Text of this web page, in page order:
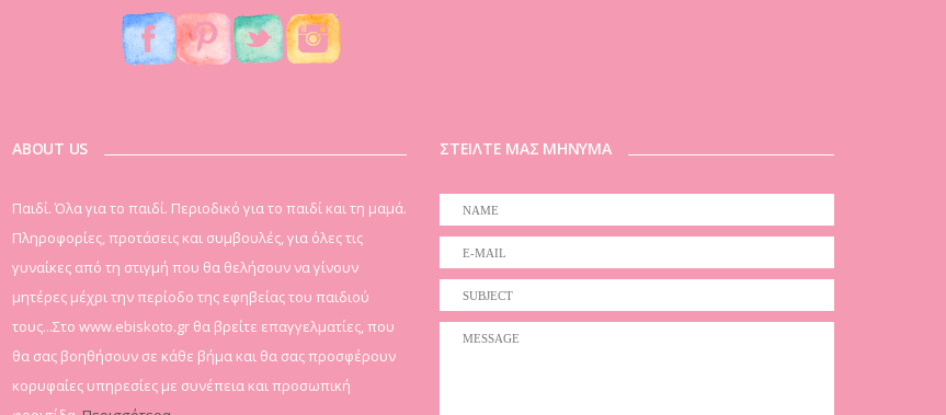
ABOUT US
Παιδί. Όλα για το παιδί. Περιοδικό για το παιδί και τη μαμά.
Πληροφορίες, προτάσεις και συμβουλές, για όλες τις
γυναίκες από τη στιγμή που θα θελήσουν να γίνουν
μητέρες μέχρι την περίοδο της εφηβείας του παιδιού
τους...Στο www.ebiskoto.gr θα βρείτε επαγγελματίες, που
θα σας βοηθήσουν σε κάθε βήμα και θα σας προσφέρουν
κορυφαίες υπηρεσίες με συνέπεια και προσωπική
ΣΤΕΙΛΤΕ ΜΑΣ ΜΗΝΥΜΑ